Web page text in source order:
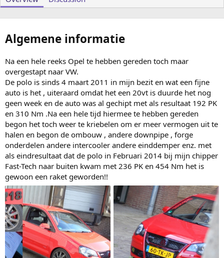
Algemene informatie
Na een hele reeks Opel te hebben gereden toch maar
overgestapt naar VW.
De polo is sinds 4 maart 2011 in mijn bezit en wat een fijne
auto is het , uiteraard omdat het een 20vt is duurde het nog
geen week en de auto was al gechipt met als resultaat 192 PK
en 310 Nm .Na een hele tijd hiermee te hebben gereden
begon het toch weer te kriebelen om er meer vermogen uit te
halen en begon de ombouw , andere downpipe , forge
onderdelen andere intercooler andere einddemper enz. met
als eindresultaat dat de polo in Februari 2014 bij mijn chipper
Fast-Tech naar buiten kwam met 236 PK en 454 Nm het is
gewoon een raket geworden!!